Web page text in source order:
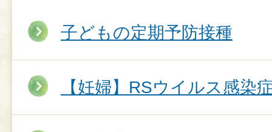
子どもの定期予防接種
【妊婦】RSウイルス感染